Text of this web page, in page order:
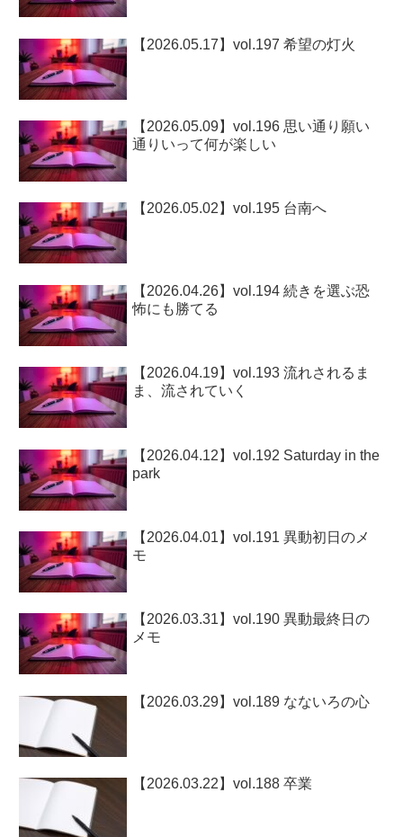
【2026.05.17】vol.197 希望の灯火
【2026.05.09】vol.196 思い通り願い
通りいって何が楽しい
【2026.05.02】vol.195 台南へ
【2026.04.26】vol.194 続きを選ぶ恐
怖にも勝てる
【2026.04.19】vol.193 流れされるま
ま、流されていく
【2026.04.12】vol.192 Saturday in the
park
【2026.04.01】vol.191 異動初日のメ
モ
【2026.03.31】vol.190 異動最終日の
メモ
【2026.03.29】vol.189 なないろの心
【2026.03.22】vol.188 卒業